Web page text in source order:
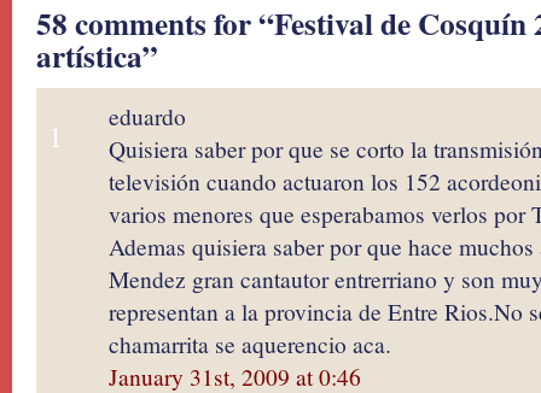
58 comments for “Festival de
artística”
1
eduardo
Quisiera saber por que se corto la
televisión cuando actuaron los 152
varios menores que esperabamos verlos por
Ademas quisiera saber por que hace
Mendez gran cantautor entrerriano y son
representan a la provincia de Entre Rios.No
chamarrita se aquerencio aca.
January 31st, 2009 at 0:46